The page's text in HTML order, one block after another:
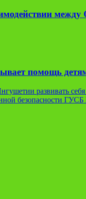
помощь
развивать
безопасности